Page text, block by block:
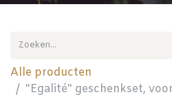
Alle producten
"Egalité" geschenkset,